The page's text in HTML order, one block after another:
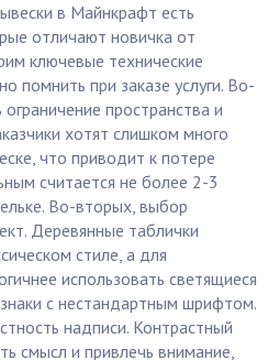
в Майнкрафт есть
отличают новичка от
ключевые технические
помнить при заказе услуги. Во-
пространства и
хотят слишком много
что приводит к потере
считается не более 2-3
Во-вторых, выбор
Деревянные таблички
стиле, а для
использовать светящиеся
с нестандартным шрифтом.
надписи. Контрастный
смысл и привлечь внимание,